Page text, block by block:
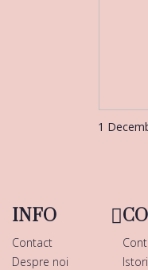
1
INFO
Contact
Despre noi